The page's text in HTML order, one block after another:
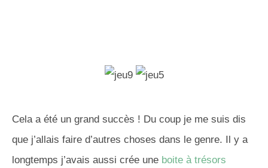
Cela a été un grand succès ! Du coup je me suis dis
que j’allais faire d’autres choses dans le genre. Il y a
longtemps j’avais aussi crée une boite à trésors